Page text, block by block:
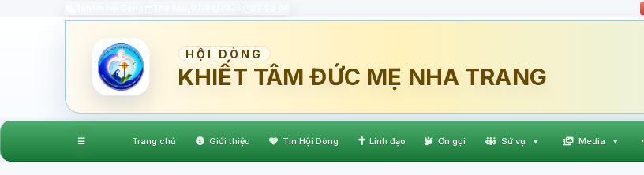
HỘI DÒNG
KHIẾT TÂM ĐỨC MẸ NHA TRANG
☰ Trang chủ Giới thiệu Tin Hội Dòng Linh đạo Ơn gọi Sứ vụ ▾ Media ▾